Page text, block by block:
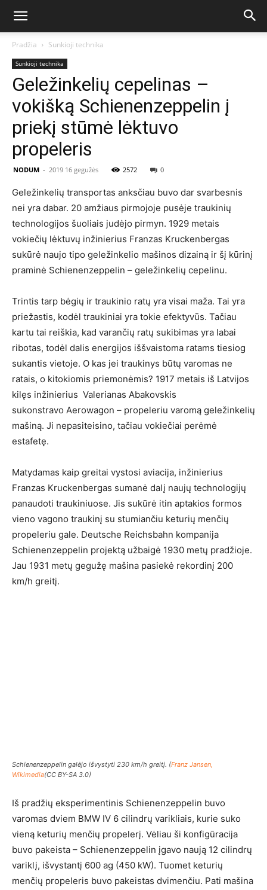
Pradžia Sunkioji technika
Sunkioji technika
Geležinkelių cepelinas –
vokišką Schienenzeppelin į
priekį stūmė lėktuvo
propeleris
NODUM - 2019 16 gegužės 2572 0
Geležinkelių transportas anksčiau buvo dar svarbesnis
nei yra dabar. 20 amžiaus pirmojoje pusėje traukinių
technologijos šuoliais judėjo pirmyn. 1929 metais
vokiečių lėktuvų inžinierius Franzas Kruckenbergas
sukūrė naujo tipo geležinkelio mašinos dizainą ir šį kūrinį
praminė Schienenzeppelin – geležinkelių cepelinu.
Trintis tarp bėgių ir traukinio ratų yra visai maža. Tai yra
priežastis, kodėl traukiniai yra tokie efektyvūs. Tačiau
kartu tai reiškia, kad varančių ratų sukibimas yra labai
ribotas, todėl dalis energijos iššvaistoma ratams tiesiog
sukantis vietoje. O kas jei traukinys būtų varomas ne
ratais, o kitokiomis priemonėmis? 1917 metais iš Latvijos
kilęs inžinierius Valerianas Abakovskis
sukonstravo Aerowagon – propeleriu varomą geležinkelių
mašiną. Ji nepasiteisino, tačiau vokiečiai perėmė
estafetę.
Matydamas kaip greitai vystosi aviacija, inžinierius
Franzas Kruckenbergas sumanė dalį naujų technologijų
panaudoti traukiniuose. Jis sukūrė itin aptakios formos
vieno vagono traukinį su stumiančiu keturių menčių
propeleriu gale. Deutsche Reichsbahn kompanija
Schienenzeppelin projektą užbaigė 1930 metų pradžioje.
Jau 1931 metų gegužę mašina pasiekė rekordinį 200
km/h greitį.
Schienenzeppelin galėjo išvystyti 230 km/h greitį. (Franz Jansen,
Wikimedia(CC BY-SA 3.0)
Iš pradžių eksperimentinis Schienenzeppelin buvo
varomas dviem BMW IV 6 cilindrų varikliais, kurie suko
vieną keturių menčių propelerį. Vėliau ši konfigūracija
buvo pakeista – Schienenzeppelin įgavo naują 12 cilindrų
variklį, išvystantį 600 ag (450 kW). Tuomet keturių
menčių propeleris buvo pakeistas dvimenčiu. Pati mašina